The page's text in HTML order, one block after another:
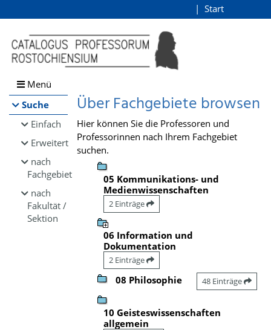
Browsen
direkt zum Inhalt
Start
Menü
Suche
Einfach
Erweitert
nach
Fachgebiet
nach
Fakultät /
Sektion
Über Fachgebiete browsen
Hier können Sie die Professoren und
Professorinnen nach Ihrem Fachgebiet
suchen.
05 Kommunikations- und
Medienwissenschaften
2 Einträge
06 Information und
Dokumentation
2 Einträge
08 Philosophie 48 Einträge
10 Geisteswissenschaften
allgemein